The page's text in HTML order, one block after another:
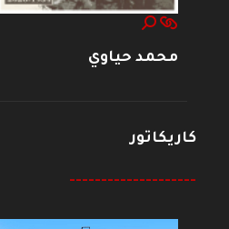
محمد حياوي
كاريكاتور
--------------------